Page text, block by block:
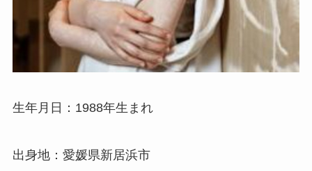
生年月日：1988年生まれ
出身地：愛媛県新居浜市